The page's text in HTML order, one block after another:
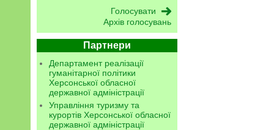
Архів голосувань
Партнери
Департамент реалізації
гуманітарної політики
Херсонської обласної
державної адміністрації
Управління туризму та
курортів Херсонської обласної
державної адміністрації